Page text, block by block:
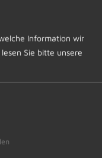
zum
habe ich zur
auf Widerruf
falls die
nach
Information wir
Sie bitte unsere